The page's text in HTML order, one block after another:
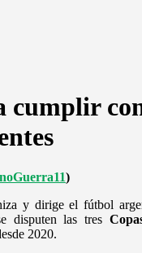
cumplir
)
y dirige el fútbol
disputen las tres
2020.